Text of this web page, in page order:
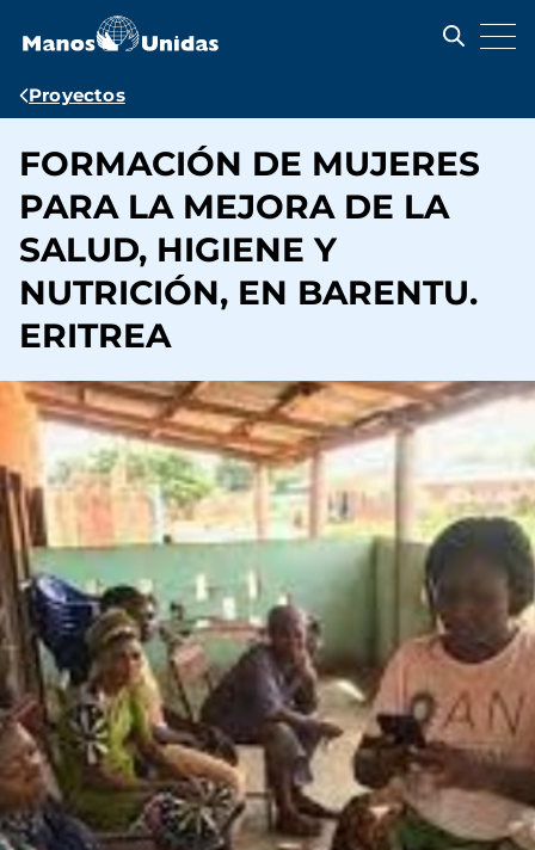
contenido
Ruta
navegación
Proyectos
FORMACIÓN DE MUJERES
PARA LA MEJORA DE LA
SALUD, HIGIENE Y
NUTRICIÓN, EN BARENTU.
ERITREA